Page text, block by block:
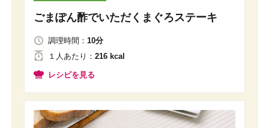
ごまぽん酢でいただくまぐろステーキ
調理時間： 10分
１人 あたり ： 216 kcal
レシピを見る